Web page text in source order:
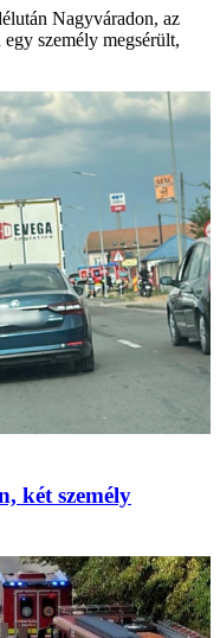
Nagyváradon, az
személy megsérült,
két személy